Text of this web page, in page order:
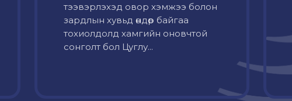
тээвэрлэхэд овор хэмжээ болон
зардлын хувьд өндөр байгаа
тохиолдолд хамгийн оновчтой
сонголт бол Цуглу...